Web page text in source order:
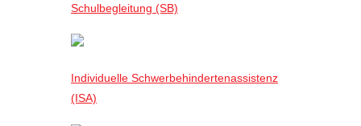
Schulbegleitung (SB)
Individuelle Schwerbehindertenassistenz
(ISA)